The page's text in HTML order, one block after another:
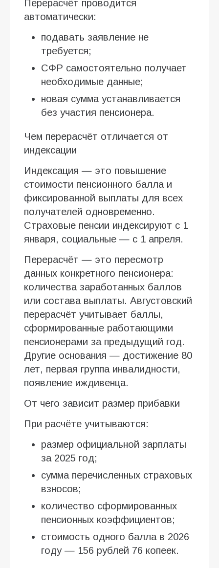
Перерасчёт проводится
автоматически:
подавать заявление не
требуется;
СФР самостоятельно получает
необходимые данные;
новая сумма устанавливается
без участия пенсионера.
Чем перерасчёт отличается от
индексации
Индексация — это повышение
стоимости пенсионного балла и
фиксированной выплаты для всех
получателей одновременно.
Страховые пенсии индексируют с 1
января, социальные — с 1 апреля.
Перерасчёт — это пересмотр
данных конкретного пенсионера:
количества заработанных баллов
или состава выплаты. Августовский
перерасчёт учитывает баллы,
сформированные работающими
пенсионерами за предыдущий год.
Другие основания — достижение 80
лет, первая группа инвалидности,
появление иждивенца.
От чего зависит размер прибавки
При расчёте учитываются:
размер официальной зарплаты
за 2025 год;
сумма перечисленных страховых
взносов;
количество сформированных
пенсионных коэффициентов;
стоимость одного балла в 2026
году — 156 рублей 76 копеек.